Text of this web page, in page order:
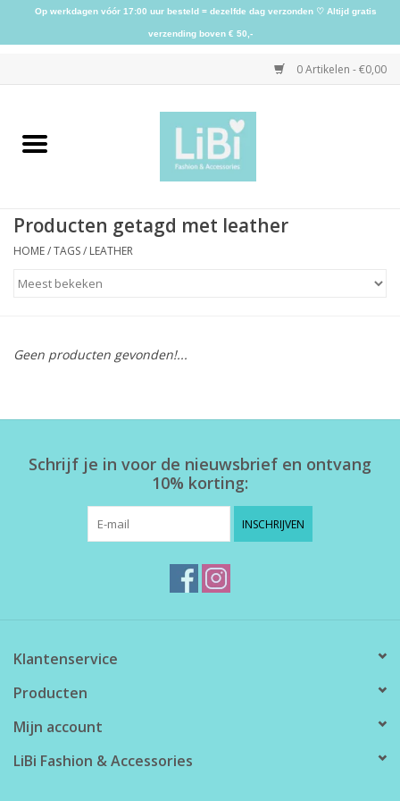
0 Artikelen - €0,00
Home
Schoenen
Herensokken
Producten getagd met leather
HOME/TAGS/ LEATHER
Geen producten gevonden!...
Schrijf je in voor de nieuwsbrief en ontvang
10% korting:
INSCHRIJVEN
Klantenservice
Producten
Mijn account
LiBi Fashion & Accessories
Op werkdagen vóór 17:00 uur besteld = dezelfde dag verzonden ♡ Altijd gratis
verzending boven € 50,-